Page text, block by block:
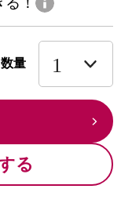
数量
る